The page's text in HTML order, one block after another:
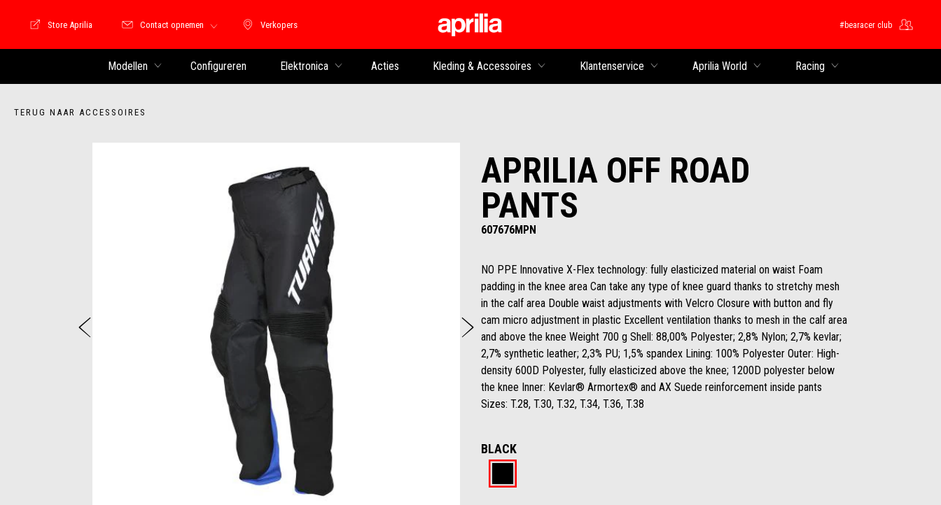
Verkopers
Verkopers
Store Motoguzzi
Store Aprilia Contact opnemen #bearacer club
Modellen Configureren Elektronica Acties Kleding & Accessoires Klantenservice Aprilia World Racing
TERUG NAAR ACCESSOIRES
APRILIA OFF ROAD
PANTS
607676MPN
NO PPE Innovative X-Flex technology: fully elasticized material on waist Foam
padding in the knee area Can take any type of knee guard thanks to stretchy mesh
in the calf area Double waist adjustments with Velcro Closure with button and fly
cam micro adjustment in plastic Excellent ventilation thanks to mesh in the calf area
and above the knee Weight 700 g Shell: 88,00% Polyester; 2,8% Nylon; 2,7% kevlar;
2,7% synthetic leather; 2,3% PU; 1,5% spandex Lining: 100% Polyester Outer: High-
density 600D Polyester, fully elasticized above the knee; 1200D polyester below
the knee Inner: Kevlar® Armortex® and AX Suede reinforcement inside pants
Sizes: T.28, T.30, T.32, T.34, T.36, T.38
BLACK
De volgende